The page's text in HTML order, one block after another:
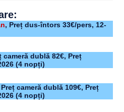
, Preț dus-întors 33€/pers, 12-
cameră dublă 82€, Preț
(4 nopți)
Preț cameră dublă 109€, Preț
(4 nopți)